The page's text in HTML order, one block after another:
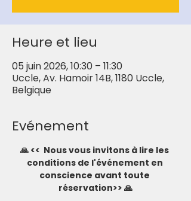
Heure et lieu
05 juin 2026, 10:30 – 11:30
Uccle, Av. Hamoir 14B, 1180 Uccle,
Belgique
Evénement
🙏 <<  Nous vous invitons à lire les
conditions de l'événement en
conscience avant toute
réservation>> 🙏